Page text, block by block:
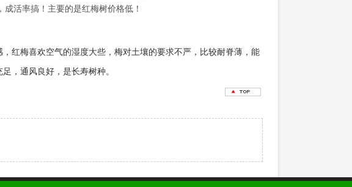
活率搞！主要的是红梅树价格低！
红梅喜欢空气的湿度大些，梅对土壤的要求不严，比较耐脊薄，能
，通风良好，是长寿树种。